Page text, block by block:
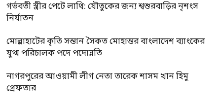
গর্ভবতী স্ত্রীর পেটে লাথি: যৌতুকের জন্য শ্বশুরবাড়ির নৃশংস
নির্যাতন
মোল্লাহাটের কৃতি সন্তান সৈকত মোহান্তর বাংলাদেশ ব্যাংকের
যুগ্ম পরিচালক পদে পদোন্নতি
নাগরপুরের আওয়ামী লীগ নেতা তারেক শাসম খান হিমু
গ্রেফতার